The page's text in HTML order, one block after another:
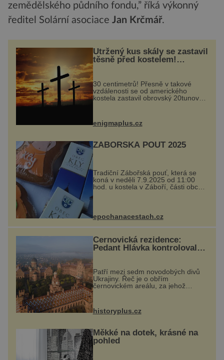
zemědělského půdního fondu,” říká výkonný
ředitel Solární asociace Jan Krčmář.
Utržený kus skály se zastavil
těsně před kostelem!
Ochránila ho boží síla?
30 centimetrů! Přesně v takové
vzdálenosti se od amerického
kostela zastavil obrovský 20tunový
při její demolici. Podle místních stojí
...
enigmaplus.cz
ZÁBOŘSKÁ POUŤ 2025
Tradiční Zábořská pouť, která se
koná v neděli 7.9.2025 od 11:00
hod. u kostela v Záboří, části obce
Kly u Mělníka. V programu
naleznete komentovanou prohlídku
atrakce...
epochanacestach.cz
Černovická rezidence:
Pedant Hlávka kontroloval
Patří mezi sedm novodobých divů
Ukrajiny. Řeč je o obřím
černovickém areálu, za jehož
vznikem stál slavný český architekt
Josef Hlávka. Ten si na něm dal
mimořádně záležet. Jeho stavební
plány by při ...
historyplus.cz
Měkké na dotek, krásné na
pohled